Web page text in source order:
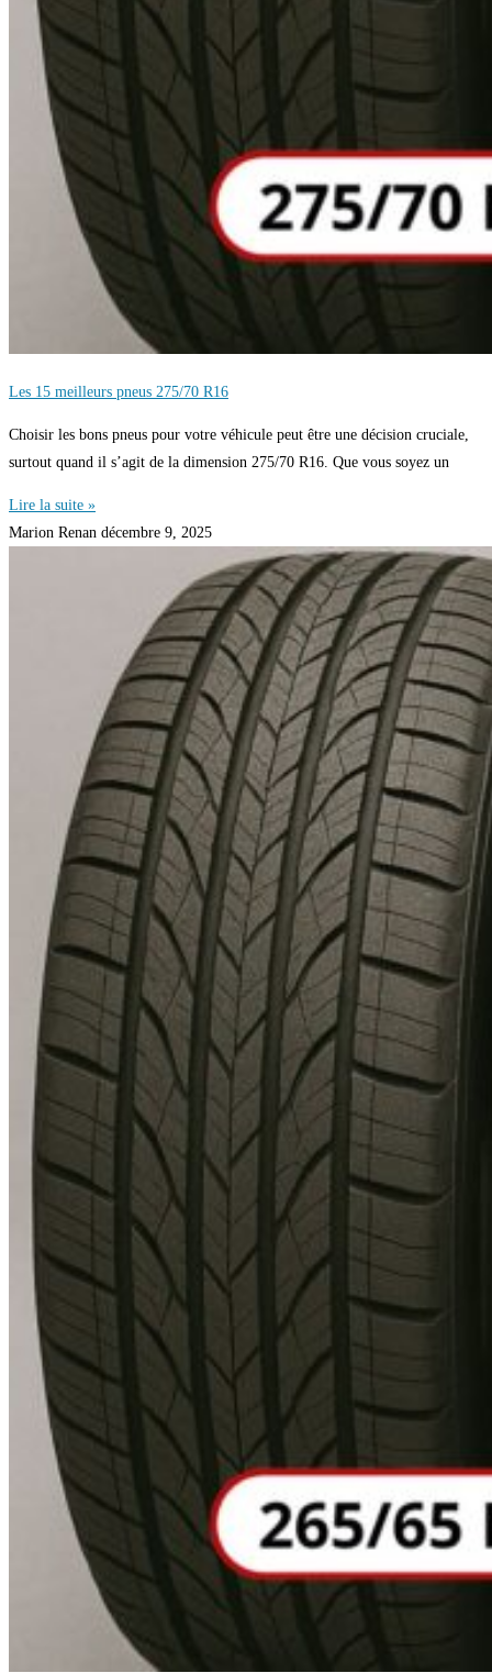
Les 15 meilleurs pneus 275/70 R16
Choisir les bons pneus pour votre véhicule peut être une décision cruciale,
surtout quand il s’agit de la dimension 275/70 R16. Que vous soyez un
Lire la suite »
Marion Renan décembre 9, 2025